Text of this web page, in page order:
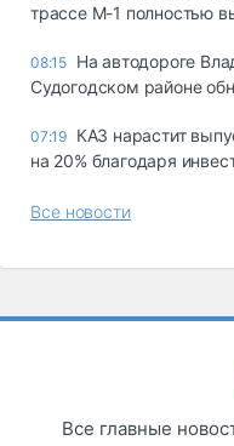
трассе М-1 полностью
08:15 На автодороге
Судогодском районе
07:19 КАЗ нарастит
на 20% благодаря
Все новости
Все главные